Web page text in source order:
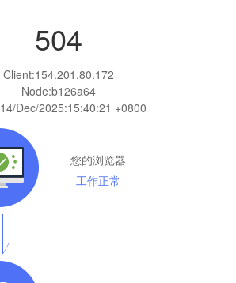
504
Client:154.201.80.172
Node:b126a64
14/Dec/2025:15:40:21 +0800
您的浏览器
工作正常